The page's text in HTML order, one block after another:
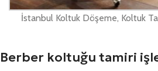
İstanbul Koltuk Döşeme, Koltuk
Berber koltuğu tamiri